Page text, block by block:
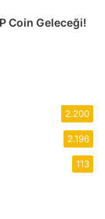
Coin Geleceği!
2.200
2.196
113